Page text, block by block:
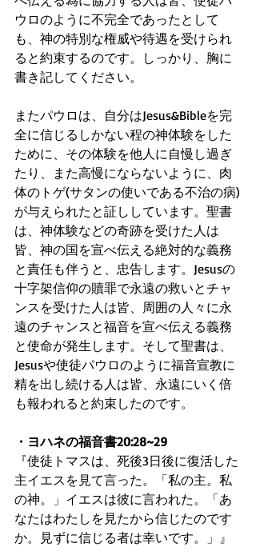
ウロのように不完全であったとして
も、神の特別な権威や待遇を受けられ
ると約束するのです。しっかり、胸に
書き記してください。
またパウロは、自分はJesus&Bibleを完
全に信じるしかない程の神体験をした
ために、その体験を他人に自慢し過ぎ
たり、また高慢にならないように、肉
体のトゲ(サタンの使いである不治の病)
が与えられたと証ししています。聖書
は、神体験などの奇跡を受けた人は
皆、神の国を宣べ伝える絶対的な義務
と責任も伴うと、忠告します。Jesusの
十字架信仰の贖罪で永遠の救いとチャ
ンスを受けた人は皆、周囲の人々に永
遠のチャンスと福音を宣べ伝える義務
と使命が発生します。そして聖書は、
Jesusや使徒パウロのように福音宣教に
精を出し続ける人は皆、永遠にいく倍
も報われると約束したのです。
・ヨハネの福音書20:28~29
『使徒トマスは、死後3日後に復活した
主イエスを見て言った。「私の主。私
の神。」イエスは彼に言われた。「あ
なたはわたしを見たから信じたのです
か。見ずに信じる者は幸いです。」』